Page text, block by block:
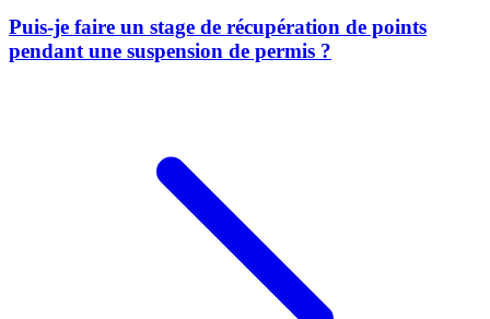
Puis-je faire un stage de récupération de points
pendant une suspension de permis ?